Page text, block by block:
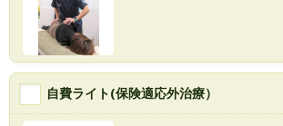
自費ライト(保険適応外治療）